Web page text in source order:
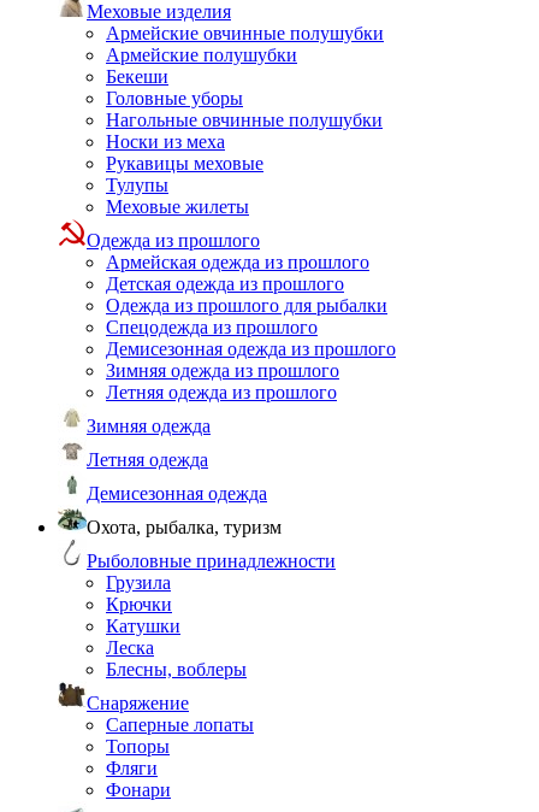
Меховые изделия
Армейские овчинные полушубки
Армейские полушубки
Бекеши
Головные уборы
Нагольные овчинные полушубки
Носки из меха
Рукавицы меховые
Тулупы
Меховые жилеты
Одежда из прошлого
Армейская одежда из прошлого
Детская одежда из прошлого
Одежда из прошлого для рыбалки
Спецодежда из прошлого
Демисезонная одежда из прошлого
Зимняя одежда из прошлого
Летняя одежда из прошлого
Зимняя одежда
Летняя одежда
Демисезонная одежда
Охота, рыбалка, туризм
Рыболовные принадлежности
Грузила
Крючки
Катушки
Леска
Блесны, воблеры
Снаряжение
Саперные лопаты
Топоры
Фляги
Фонари